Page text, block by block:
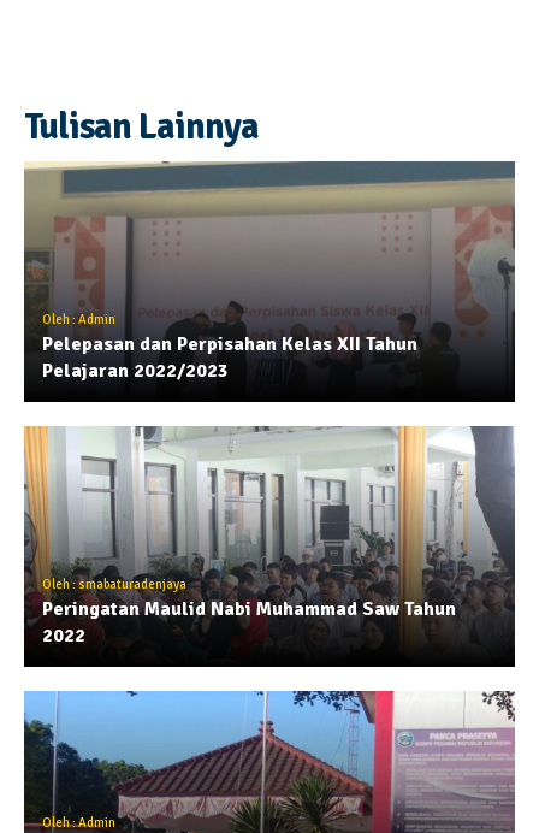
Tulisan Lainnya
Oleh : Admin
Pelepasan dan Perpisahan Kelas XII Tahun
Pelajaran 2022/2023
Oleh : smabaturadenjaya
Peringatan Maulid Nabi Muhammad Saw Tahun
2022
Oleh : Admin